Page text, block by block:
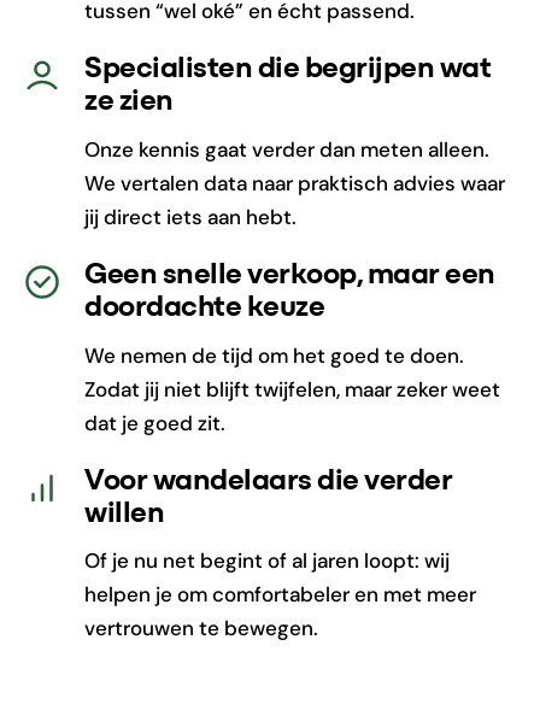
tussen “wel oké” en écht passend.
Specialisten die begrijpen wat
ze zien
Onze kennis gaat verder dan meten alleen.
We vertalen data naar praktisch advies waar
jij direct iets aan hebt.
Geen snelle verkoop, maar een
doordachte keuze
We nemen de tijd om het goed te doen.
Zodat jij niet blijft twijfelen, maar zeker weet
dat je goed zit.
Voor wandelaars die verder
willen
Of je nu net begint of al jaren loopt: wij
helpen je om comfortabeler en met meer
vertrouwen te bewegen.